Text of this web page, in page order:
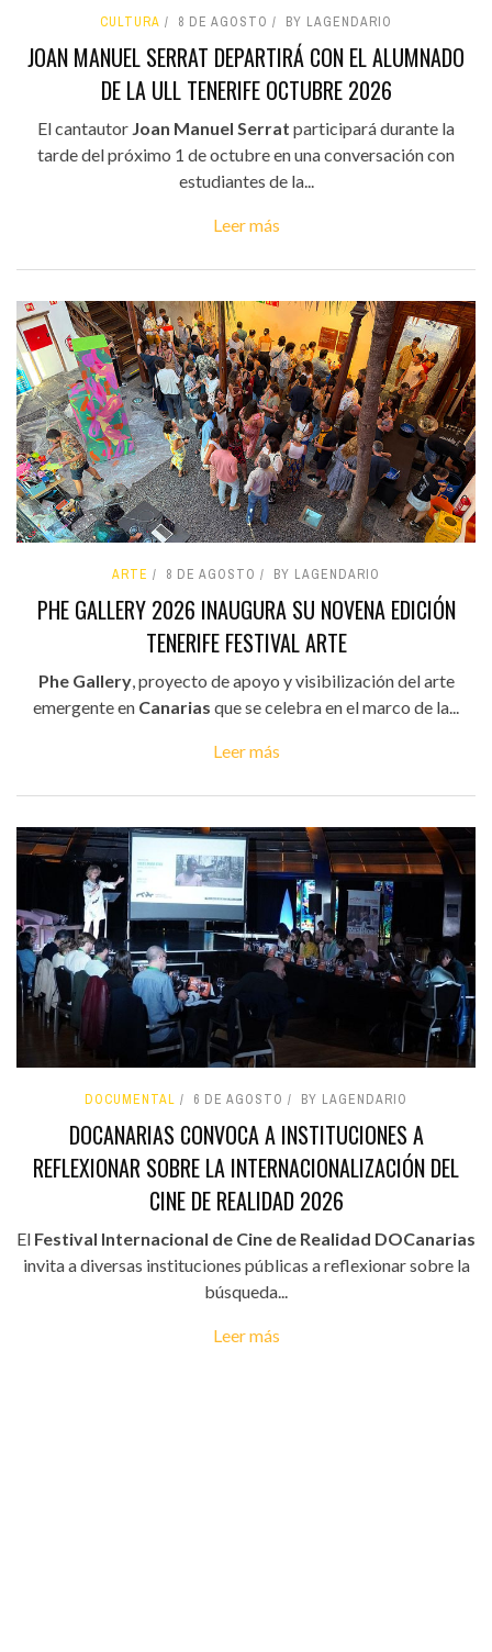
CULTURA 8 DE AGOSTO BY LAGENDARIO
JOAN MANUEL SERRAT DEPARTIRÁ CON EL ALUMNADO
DE LA ULL TENERIFE OCTUBRE 2026
El cantautor Joan Manuel Serrat participará durante la
tarde del próximo 1 de octubre en una conversación con
estudiantes de la...
Leer más
ARTE 8 DE AGOSTO BY LAGENDARIO
PHE GALLERY 2026 INAUGURA SU NOVENA EDICIÓN
TENERIFE FESTIVAL ARTE
Phe Gallery, proyecto de apoyo y visibilización del arte
emergente en Canarias que se celebra en el marco de la...
Leer más
DOCUMENTAL 6 DE AGOSTO BY LAGENDARIO
DOCANARIAS CONVOCA A INSTITUCIONES A
REFLEXIONAR SOBRE LA INTERNACIONALIZACIÓN DEL
CINE DE REALIDAD 2026
El Festival Internacional de Cine de Realidad DOCanarias
invita a diversas instituciones públicas a reflexionar sobre la
búsqueda...
Leer más